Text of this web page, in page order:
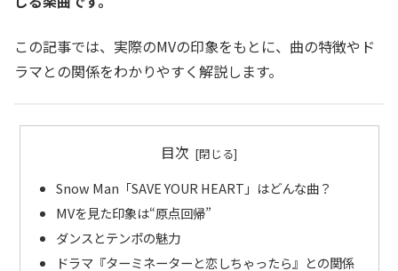
この記事では、実際のMVの印象をもとに、曲の特徴やド
ラマとの関係をわかりやすく解説します。
目次
Snow Man「SAVE YOUR HEART」はどんな曲？
MVを見た印象は“原点回帰”
ダンスとテンポの魅力
ドラマ『ターミネーターと恋しちゃったら』との関係